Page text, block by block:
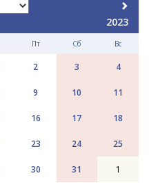
2023
Пт Сб Вс
2 3 4
9 10 11
16 17 18
23 24 25
30 31 1